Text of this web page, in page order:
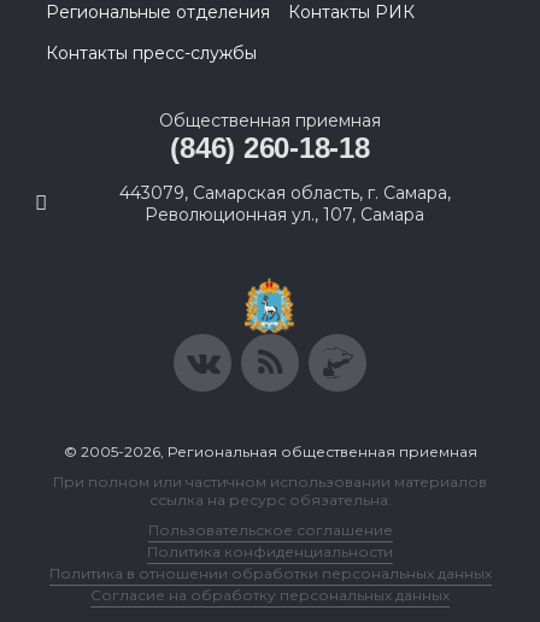
Региональные отделения
Контакты РИК
Контакты пресс-службы
Общественная приемная
(846) 260-18-18
443079, Самарская область, г. Самара,
Революционная ул., 107, Самара
© 2005-2026, Региональная общественная приемная
При полном или частичном использовании материалов
ссылка на ресурс обязательна.
Пользовательское соглашение
Политика конфиденциальности
Политика в отношении обработки персональных данных
Согласие на обработку персональных данных